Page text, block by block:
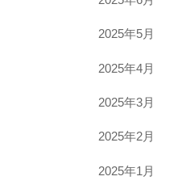
2025年5月
2025年4月
2025年3月
2025年2月
2025年1月